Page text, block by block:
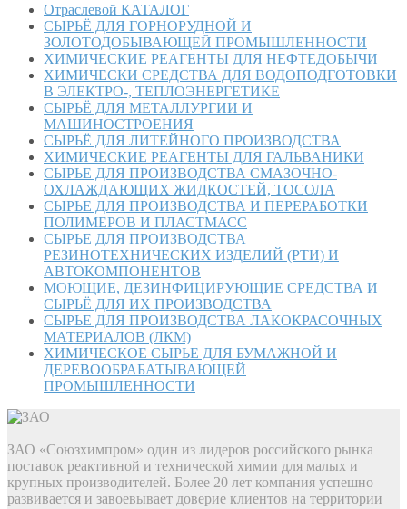
Отраслевой КАТАЛОГ
СЫРЬЁ ДЛЯ ГОРНОРУДНОЙ И
ЗОЛОТОДОБЫВАЮЩЕЙ ПРОМЫШЛЕННОСТИ
ХИМИЧЕСКИЕ РЕАГЕНТЫ ДЛЯ НЕФТЕДОБЫЧИ
ХИМИЧЕСКИ СРЕДСТВА ДЛЯ ВОДОПОДГОТОВКИ
В ЭЛЕКТРО-, ТЕПЛОЭНЕРГЕТИКЕ
СЫРЬЁ ДЛЯ МЕТАЛЛУРГИИ И
МАШИНОСТРОЕНИЯ
СЫРЬЁ ДЛЯ ЛИТЕЙНОГО ПРОИЗВОДСТВА
ХИМИЧЕСКИЕ РЕАГЕНТЫ ДЛЯ ГАЛЬВАНИКИ
СЫРЬЕ ДЛЯ ПРОИЗВОДСТВА СМАЗОЧНО-
ОХЛАЖДАЮЩИХ ЖИДКОСТЕЙ, ТОСОЛА
СЫРЬЕ ДЛЯ ПРОИЗВОДСТВА И ПЕРЕРАБОТКИ
ПОЛИМЕРОВ И ПЛАСТМАСС
СЫРЬЕ ДЛЯ ПРОИЗВОДСТВА
РЕЗИНОТЕХНИЧЕСКИХ ИЗДЕЛИЙ (РТИ) И
АВТОКОМПОНЕНТОВ
МОЮЩИЕ, ДЕЗИНФИЦИРУЮЩИЕ СРЕДСТВА И
СЫРЬЁ ДЛЯ ИХ ПРОИЗВОДСТВА
СЫРЬЕ ДЛЯ ПРОИЗВОДСТВА ЛАКОКРАСОЧНЫХ
МАТЕРИАЛОВ (ЛКМ)
ХИМИЧЕСКОЕ СЫРЬЕ ДЛЯ БУМАЖНОЙ И
ДЕРЕВООБРАБАТЫВАЮЩЕЙ
ПРОМЫШЛЕННОСТИ
ЗАО «Союзхимпром» один из лидеров российского рынка
поставок реактивной и технической химии для малых и
крупных производителей. Более 20 лет компания успешно
развивается и завоевывает доверие клиентов на территории